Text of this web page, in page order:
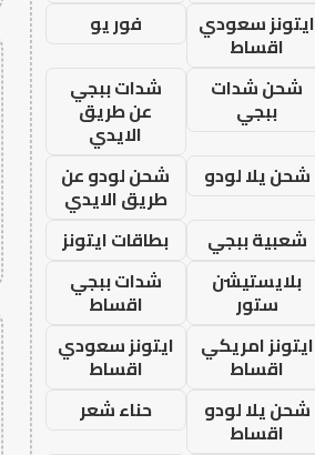
ايتونز سعودي
اقساط
فور يو
شحن شدات
ببجي
شدات ببجي
عن طريق
الايدي
شحن يلا لودو
شحن لودو عن
طريق الايدي
شعبية ببجي
بطاقات ايتونز
بلايستيشن
ستور
شدات ببجي
اقساط
ايتونز امريكي
اقساط
ايتونز سعودي
اقساط
شحن يلا لودو
اقساط
حناء شعر